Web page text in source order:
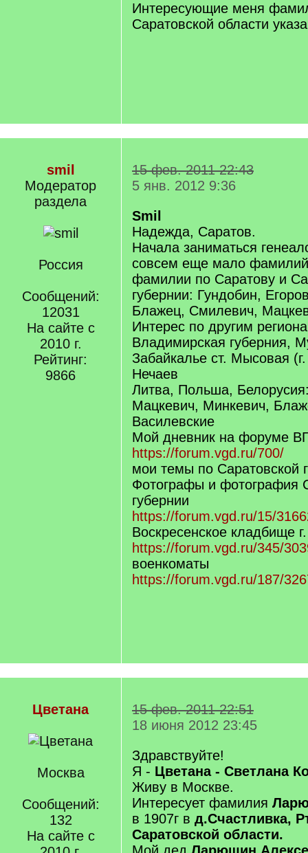
Интересующие меня
Саратовской области
smil
Модератор
раздела
Россия
Сообщений:
12031
На сайте с
2010 г.
Рейтинг:
9866
15 фев. 2011 22:43
5 янв. 2012 9:36
Smil
Надежда, Саратов.
Начала заниматься
совсем еще мало
фамилии по Саратову и
губернии: Гундобин,
Блажец, Смилевич,
Интерес по другим
Владимирская губерния,
Забайкалье ст. Мысовая
Нечаев
Литва, Польша,
Мацкевич, Минкевич,
Василевские
Мой дневник на форуме
https://forum.vgd.ru/700/
мои темы по Саратовской
Фотографы и фотография
губернии
https://forum.vgd.ru/15/
Воскресенское кладбище
https://forum.vgd.ru/345/
военкоматы
https://forum.vgd.ru/187/
Цветана
Москва
Сообщений:
132
На сайте с
15 фев. 2011 22:51
18 июня 2012 23:45
Здравствуйте!
Я - Цветана - Светлана
Живу в Москве.
Интересует фамилия
в 1907г в д.Счастливка,
Саратовской области.